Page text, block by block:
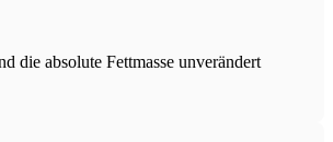
die absolute Fettmasse unverändert